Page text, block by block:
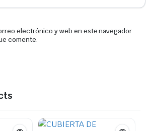
electrónico y web en este navegador
comente.